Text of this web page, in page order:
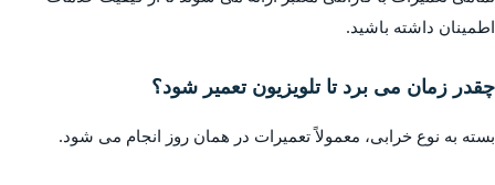
اطمینان داشته باشید.
چقدر زمان می برد تا تلویزیون تعمیر شود؟
بسته به نوع خرابی، معمولاً تعمیرات در همان روز انجام می شود.